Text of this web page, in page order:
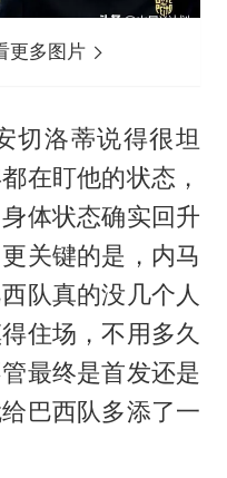
更多图片
切洛蒂说得很坦
在盯他的状态，
体状态确实回升
关键的是，内马
队真的没几个人
住场，不用多久
最终是首发还是
巴西队多添了一